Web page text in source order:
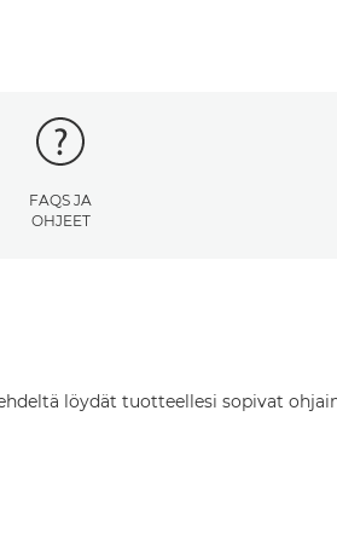
FAQS JA
OHJEET
löydät tuotteellesi sopivat